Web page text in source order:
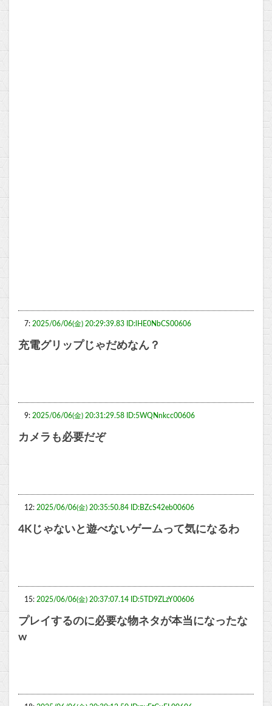
7: 2025/06/06(金) 20:29:39.83 ID:lHE0NbCS00606
充電グリップじゃだめなん？
9: 2025/06/06(金) 20:31:29.58 ID:5WQNnkcc00606
カメラも必要だぞ
12: 2025/06/06(金) 20:35:50.84 ID:BZcS42eb00606
4Kじゃないと遊べないゲームって気になるわ
15: 2025/06/06(金) 20:37:07.14 ID:5TD9ZLzY00606
プレイするのに必要な物ネタが本当になったな
w